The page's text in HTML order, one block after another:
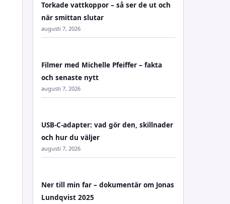
Torkade vattkoppor – så ser de ut och
när smittan slutar
augusti 7, 2026
Filmer med Michelle Pfeiffer – fakta
och senaste nytt
augusti 7, 2026
USB-C-adapter: vad gör den, skillnader
och hur du väljer
augusti 7, 2026
Ner till min far – dokumentär om Jonas
Lundqvist 2025